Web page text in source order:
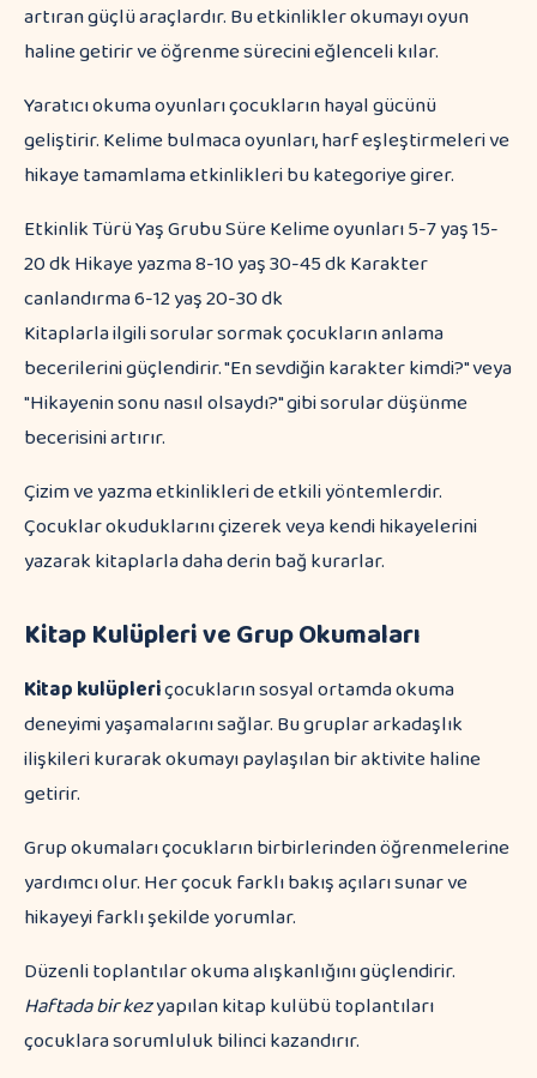
artıran güçlü araçlardır. Bu etkinlikler okumayı oyun
haline getirir ve öğrenme sürecini eğlenceli kılar.
Yaratıcı okuma oyunları çocukların hayal gücünü
geliştirir. Kelime bulmaca oyunları, harf eşleştirmeleri ve
hikaye tamamlama etkinlikleri bu kategoriye girer.
Etkinlik Türü Yaş Grubu Süre Kelime oyunları 5-7 yaş 15-
20 dk Hikaye yazma 8-10 yaş 30-45 dk Karakter
canlandırma 6-12 yaş 20-30 dk
Kitaplarla ilgili sorular sormak çocukların anlama
becerilerini güçlendirir. "En sevdiğin karakter kimdi?" veya
"Hikayenin sonu nasıl olsaydı?" gibi sorular düşünme
becerisini artırır.
Çizim ve yazma etkinlikleri de etkili yöntemlerdir.
Çocuklar okuduklarını çizerek veya kendi hikayelerini
yazarak kitaplarla daha derin bağ kurarlar.
Kitap Kulüpleri ve Grup Okumaları
Kitap kulüpleriçocukların sosyal ortamda okuma
deneyimi yaşamalarını sağlar. Bu gruplar arkadaşlık
ilişkileri kurarak okumayı paylaşılan bir aktivite haline
getirir.
Grup okumaları çocukların birbirlerinden öğrenmelerine
yardımcı olur. Her çocuk farklı bakış açıları sunar ve
hikayeyi farklı şekilde yorumlar.
Düzenli toplantılar okuma alışkanlığını güçlendirir.
Haftada bir kezyapılan kitap kulübü toplantıları
çocuklara sorumluluk bilinci kazandırır.